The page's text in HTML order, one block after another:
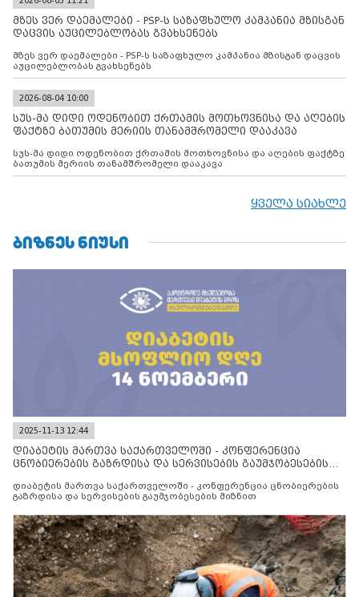
მზეს ვერ დაემალები - PSP-ს საზაფხულო კამპანია მზისგან
დაცვის აუცილებლობას გვახსენებს
მზეს ვერ დაემალები - PSP-ს საზაფხულო კამპანია მზისგან დაცვის
აუცილებლობას გვახსენებს
2026-08-04 10:00
სუს-მა დიდი ოდენობით ქრთამის მოთხოვნისა და აღების
ფაქტზე ბათუმის მერიის თანამშრომელი დააკავა
სუს-მა დიდი ოდენობით ქრთამის მოთხოვნისა და აღების ფაქტზე
ბათუმის მერიის თანამშრომელი დააკავა
ყველა სიახლე
ᲑᲘᲖᲜᲔᲡ ᲜᲘᲣᲡᲘ
2025-11-13 12:44
დიაბეტის მართვა საქართველოში - კონფერენცია
ცნობიერების გაზრდისა და სერვისების გაუმჯობესების
დიაბეტის მართვა საქართველოში - კონფერენცია ცნობიერების
გაზრდისა და სერვისების გაუმჯობესების მიზნით